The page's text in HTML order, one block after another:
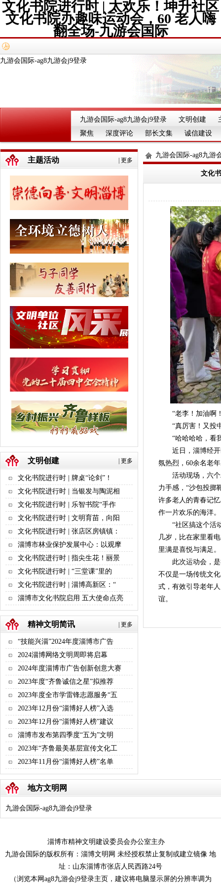
文化书院进行时 | 太欢乐！坤升社区
文化书院办趣味运动会，60 老人嗨
翻全场-九游会国际
九游会国际-ag8九游会j9登录
九游会国际-ag8九游会j9登录 文明创建
聚焦
深度评论 部长文集 诚信建设
更多
主题活动
更多
文明创建
文化书院进行时 | 牌桌“论剑”！
文化书院进行时 | 当银发与陶泥相
文化书院进行时 | 乐智书院“手作
文化书院进行时 | 文明育苗，向阳
文化书院进行时 | 张店区房镇镇：
淄博市林业保护发展中心：以观摩
文化书院进行时 | 指尖生花！丽景
文化书院进行时 | “三堂课”里的
文化书院进行时 | 淄博高新区：“
淄博市文化书院启用 五大使命点亮
更多
精神文明简讯
“技能兴淄”2024年度淄博市广告
2024淄博网络文明周即将启幕
2024年度淄博市广告创新创意大赛
2023年度“齐鲁诚信之星”拟推荐
2023年度全市学雷锋志愿服务“五
2023年12月份“淄博好人榜”入选
2023年12月份“淄博好人榜”建议
淄博市发布第四季度“五为”文明
2023年“齐鲁最美基层宣传文化工
2023年11月份“淄博好人榜”名单
九游会国际-ag8九游
文化
“老李！加油啊！
“真厉害！又投中
“哈哈哈哈，看我
近日，淄博经开
氛热烈，60余名老
活动现场，六个精
力手感，“沙包投掷
许多老人的青春记
作一片欢乐的海洋。
“社区搞这个活动
几岁，比在家里看
里满是喜悦与满足。
此次运动会，
不仅是一场传统文
式，有效引导老年
谊。
地方文明网
九游会国际-ag8九游会j9登录
淄博市精神文明建设委员会办公室主办
九游会国际的版权所有：淄博文明网 未经授权禁止复制或建立镜像 地
址：山东淄博市张店人民西路24号
（浏览本网ag8九游会j9登录主页，建议将电脑显示屏的分辨率调为